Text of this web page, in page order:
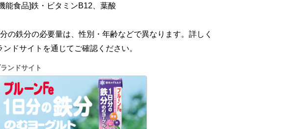
能食品]鉄・ビタミンB12、葉酸
の鉄分の必要量は、性別・年齢などで異なります。詳しく
ンドサイトを通じてご確認ください。
ンドサイト